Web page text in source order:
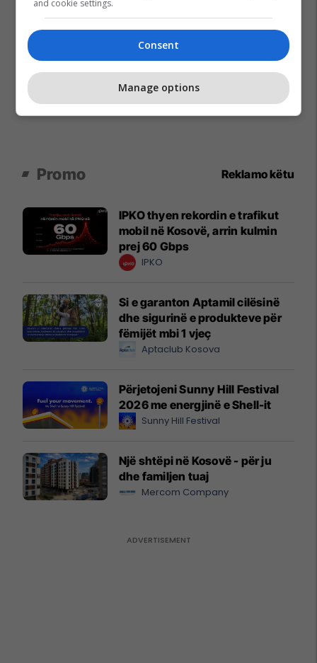
Promo Reklamo këtu
IPKO thyen rekordin e trafikut
mobil në Kosovë, arrin kulmin
prej 60 Gbps
IPKO
Si e garanton Aptamil cilësinë
dhe sigurinë e produkteve për
fëmijët mbi 1 vjeç
Aptaclub Kosova
Përjetojeni Sunny Hill Festival
2026 me energjinë e Shell-it
Sunny Hill Festival
Një shtëpi në Kosovë - për ju
dhe familjen tuaj
Mercom Company
and cookie settings.
Consent
Manage options